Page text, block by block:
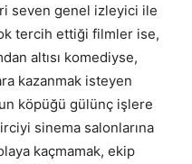
seven genel izleyici ile
tercih ettiği filmler ise,
altısı komediyse,
kazanmak isteyen
köpüğü gülünç işlere
sinema salonlarına
kaçmamak, ekip